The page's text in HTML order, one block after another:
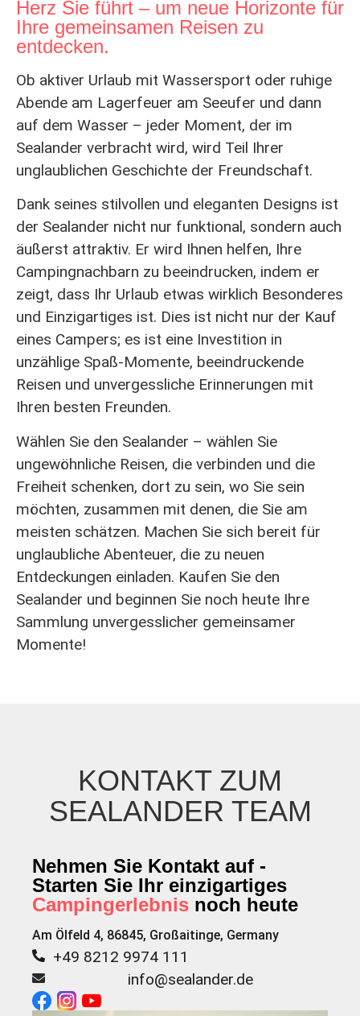
Herz Sie führt – um neue Horizonte für
Ihre gemeinsamen Reisen zu
entdecken.
Ob aktiver Urlaub mit Wassersport oder ruhige
Abende am Lagerfeuer am Seeufer und dann
auf dem Wasser – jeder Moment, der im
Sealander verbracht wird, wird Teil Ihrer
unglaublichen Geschichte der Freundschaft.
Dank seines stilvollen und eleganten Designs ist
der Sealander nicht nur funktional, sondern auch
äußerst attraktiv. Er wird Ihnen helfen, Ihre
Campingnachbarn zu beeindrucken, indem er
zeigt, dass Ihr Urlaub etwas wirklich Besonderes
und Einzigartiges ist. Dies ist nicht nur der Kauf
eines Campers; es ist eine Investition in
unzählige Spaß-Momente, beeindruckende
Reisen und unvergessliche Erinnerungen mit
Ihren besten Freunden.
Wählen Sie den Sealander – wählen Sie
ungewöhnliche Reisen, die verbinden und die
Freiheit schenken, dort zu sein, wo Sie sein
möchten, zusammen mit denen, die Sie am
meisten schätzen. Machen Sie sich bereit für
unglaubliche Abenteuer, die zu neuen
Entdeckungen einladen. Kaufen Sie den
Sealander und beginnen Sie noch heute Ihre
Sammlung unvergesslicher gemeinsamer
Momente!
KONTAKT ZUM
SEALANDER TEAM
Nehmen Sie Kontakt auf -
Starten Sie Ihr einzigartiges
Campingerlebnis noch heute
Am Ölfeld 4, 86845, Großaitinge, Germany
+49 8212 9974 111
info@sealander.de